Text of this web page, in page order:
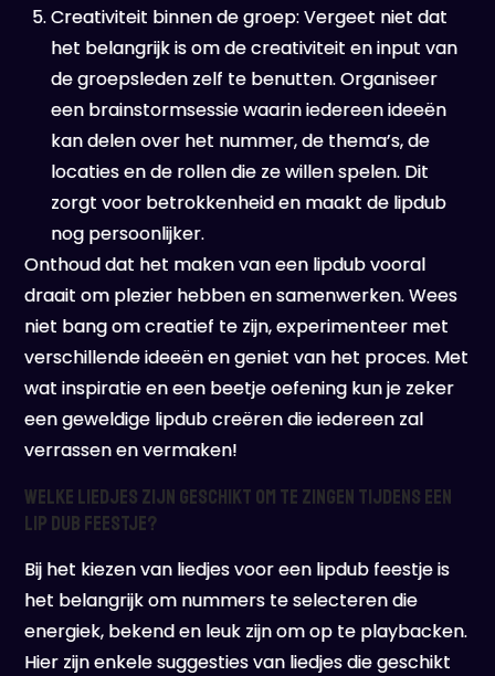
Creativiteit binnen de groep: Vergeet niet dat
het belangrijk is om de creativiteit en input van
de groepsleden zelf te benutten. Organiseer
een brainstormsessie waarin iedereen ideeën
kan delen over het nummer, de thema’s, de
locaties en de rollen die ze willen spelen. Dit
zorgt voor betrokkenheid en maakt de lipdub
nog persoonlijker.
Onthoud dat het maken van een lipdub vooral
draait om plezier hebben en samenwerken. Wees
niet bang om creatief te zijn, experimenteer met
verschillende ideeën en geniet van het proces. Met
wat inspiratie en een beetje oefening kun je zeker
een geweldige lipdub creëren die iedereen zal
verrassen en vermaken!
Welke liedjes zijn geschikt om te zingen tijdens een
lip dub feestje?
Bij het kiezen van liedjes voor een lipdub feestje is
het belangrijk om nummers te selecteren die
energiek, bekend en leuk zijn om op te playbacken.
Hier zijn enkele suggesties van liedjes die geschikt